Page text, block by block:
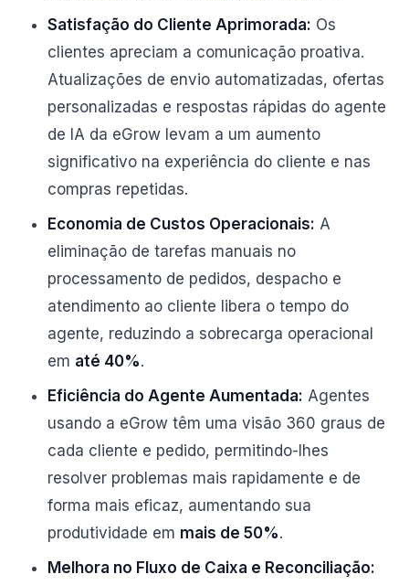
Satisfação do Cliente Aprimorada: Os
clientes apreciam a comunicação proativa.
Atualizações de envio automatizadas, ofertas
personalizadas e respostas rápidas do agente
de IA da eGrow levam a um aumento
significativo na experiência do cliente e nas
compras repetidas.
Economia de Custos Operacionais: A
eliminação de tarefas manuais no
processamento de pedidos, despacho e
atendimento ao cliente libera o tempo do
agente, reduzindo a sobrecarga operacional
em até 40%.
Eficiência do Agente Aumentada: Agentes
usando a eGrow têm uma visão 360 graus de
cada cliente e pedido, permitindo-lhes
resolver problemas mais rapidamente e de
forma mais eficaz, aumentando sua
produtividade em mais de 50%.
Melhora no Fluxo de Caixa e Reconciliação: